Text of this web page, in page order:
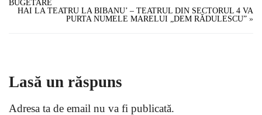
BUGETARE
HAI LA TEATRU LA BIBANU’ – TEATRUL DIN SECTORUL 4 VA
PURTA NUMELE MARELUI „DEM RĂDULESCU” »
Lasă un răspuns
Adresa ta de email nu va fi publicată.